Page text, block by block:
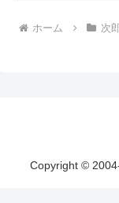
ホーム 次
Copyright ©